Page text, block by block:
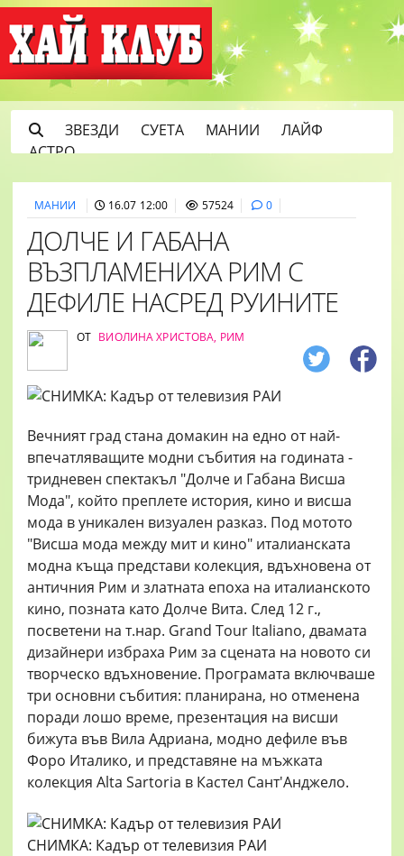
ЗВЕЗДИ СУЕТА МАНИИ
ЛАЙФ
АСТРО
МАНИИ 16.07 12:00 57524 0
ДОЛЧЕ И ГАБАНА
ВЪЗПЛАМЕНИХА РИМ С
ДЕФИЛЕ НАСРЕД РУИНИТЕ
ОТ ВИОЛИНА ХРИСТОВА, РИМ
Вечният град стана домакин на едно от най-
впечатляващите модни събития на годината -
тридневен спектакъл "Долче и Габана Висша
Мода", който преплете история, кино и висша
мода в уникален визуален разказ. Под мотото
"Висша мода между мит и кино" италианската
модна къща представи колекция, вдъхновена от
античния Рим и златната епоха на италианското
кино, позната като Долче Вита. След 12 г.,
посветени на т.нар. Grand Tour Italiano, двамата
дизайнери избраха Рим за сцената на новото си
творческо вдъхновение. Програмата включваше
три основни събития: планирана, но отменена
поради лошо време, презентация на висши
бижута във Вила Адриана, модно дефиле във
Форо Италико, и представяне на мъжката
колекция Alta Sartoria в Кастел Сант'Анджело.
СНИМКА: Кадър от телевизия РАИ